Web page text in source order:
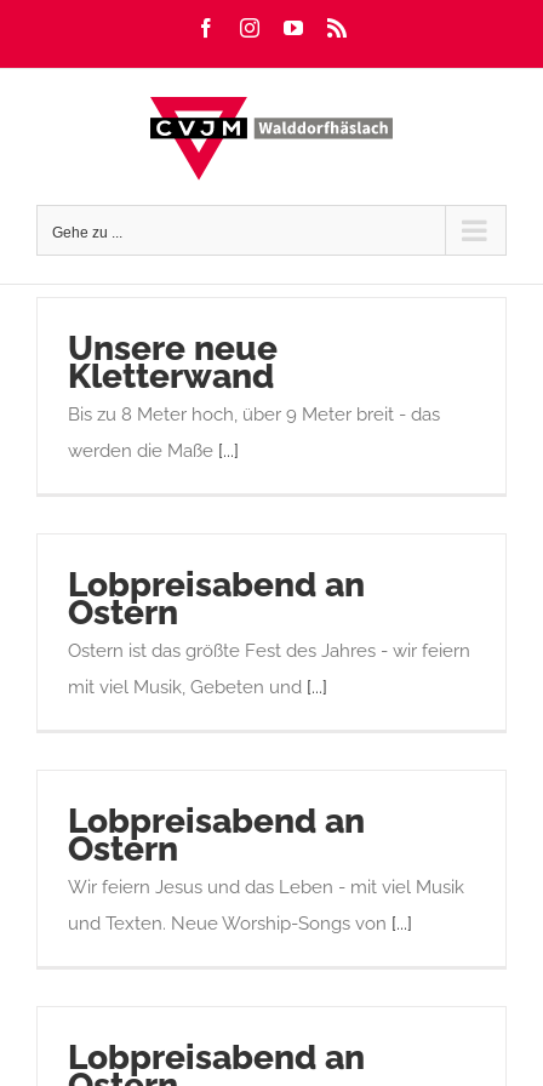
FacebookInstagramYouTube
Gehe zu ...
Unsere neue
Kletterwand
Bis zu 8 Meter hoch, über 9 Meter breit - das
werden die Maße [...]
Lobpreisabend an
Ostern
Ostern ist das größte Fest des Jahres - wir feiern
mit viel Musik, Gebeten und [...]
Lobpreisabend an
Ostern
Wir feiern Jesus und das Leben - mit viel Musik
und Texten. Neue Worship-Songs von [...]
Lobpreisabend an